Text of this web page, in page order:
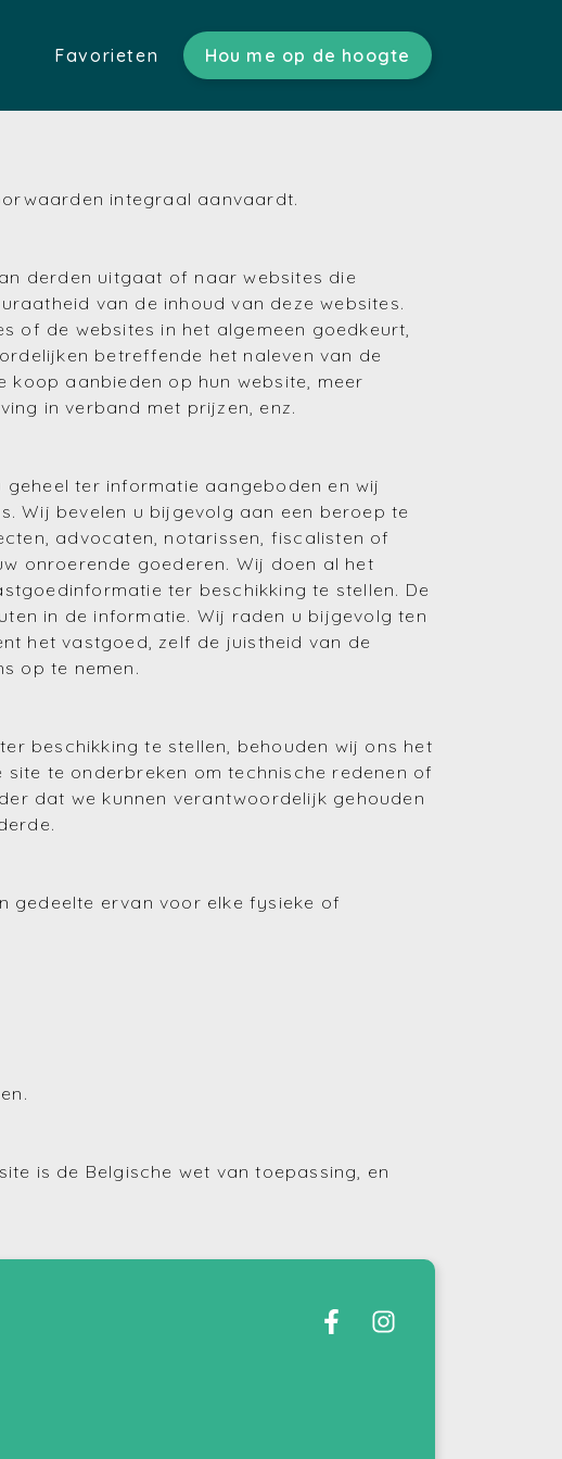
(Gratis schatting)
Favorieten Hou me op de hoogte
integraal aanvaardt.
derden uitgaat of naar websites die
van de inhoud van deze websites.
of de websites in het algemeen goedkeurt,
betreffende het naleven van de
koop aanbieden op hun website, meer
in verband met prijzen, enz.
ter informatie aangeboden en wij
Wij bevelen u bijgevolg aan een beroep te
advocaten, notarissen, fiscalisten of
onroerende goederen. Wij doen al het
ter beschikking te stellen. De
in de informatie. Wij raden u bijgevolg ten
het vastgoed, zelf de juistheid van de
op te nemen.
beschikking te stellen, behouden wij ons het
te onderbreken om technische redenen of
dat we kunnen verantwoordelijk gehouden
gedeelte ervan voor elke fysieke of
is de Belgische wet van toepassing, en